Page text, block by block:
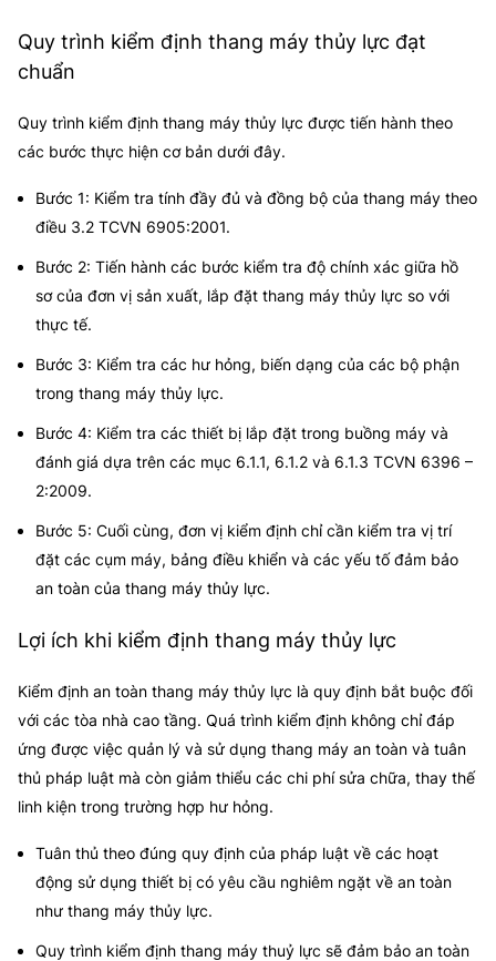
Quy trình kiểm định thang máy thủy lực đạt
chuẩn
Quy trình kiểm định thang máy thủy lực được tiến hành theo
các bước thực hiện cơ bản dưới đây.
Bước 1: Kiểm tra tính đầy đủ và đồng bộ của thang máy theo
điều 3.2 TCVN 6905:2001.
Bước 2: Tiến hành các bước kiểm tra độ chính xác giữa hồ
sơ của đơn vị sản xuất, lắp đặt thang máy thủy lực so với
thực tế.
Bước 3: Kiểm tra các hư hỏng, biến dạng của các bộ phận
trong thang máy thủy lực.
Bước 4: Kiểm tra các thiết bị lắp đặt trong buồng máy và
đánh giá dựa trên các mục 6.1.1, 6.1.2 và 6.1.3 TCVN 6396 –
2:2009.
Bước 5: Cuối cùng, đơn vị kiểm định chỉ cần kiểm tra vị trí
đặt các cụm máy, bảng điều khiển và các yếu tố đảm bảo
an toàn của thang máy thủy lực.
Lợi ích khi kiểm định thang máy thủy lực
Kiểm định an toàn thang máy thủy lực là quy định bắt buộc đối
với các tòa nhà cao tầng. Quá trình kiểm định không chỉ đáp
ứng được việc quản lý và sử dụng thang máy an toàn và tuân
thủ pháp luật mà còn giảm thiểu các chi phí sửa chữa, thay thế
linh kiện trong trường hợp hư hỏng.
Tuân thủ theo đúng quy định của pháp luật về các hoạt
động sử dụng thiết bị có yêu cầu nghiêm ngặt về an toàn
như thang máy thủy lực.
Quy trình kiểm định thang máy thuỷ lực sẽ đảm bảo an toàn